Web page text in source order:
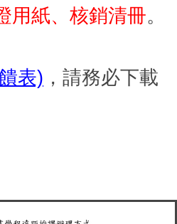
用紙、核銷清冊。
表) ，請務必下載